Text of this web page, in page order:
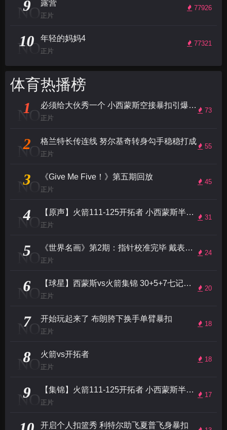
NO
9 77926
露营
正片
NO
10 77321
年轻的妈妈4
正片
体育热播榜
NO
1 73
必须给大伙秀一个 小西蒙斯空接暴扣引爆全场
正片
NO
2 55
格兰特长传连线 努尔基奇转身勾手稳稳打成
正片
NO
3 45
《Give Me Five！》第五期回放
正片
NO
4 31
【原声】火箭111-125开拓者 小西蒙斯半场7记三分稳西部第一
正片
NO
5 24
《世界名画》第2期：指针校准完毕 戴表的男人回来了！利拉德场均31分冲击MVP
正片
NO
6 20
【球星】西蒙斯vs火箭集锦 30+5+7七记三分带队取胜
正片
NO
7 18
开始玩起来了 布朗胯下换手单臂暴扣
正片
NO
8 18
火箭vs开拓者
正片
NO
9 17
【集锦】火箭111-125开拓者 小西蒙斯半场7记三分稳西部第一
正片
开启个人扣篮秀 利特尔助飞夏普飞身暴扣